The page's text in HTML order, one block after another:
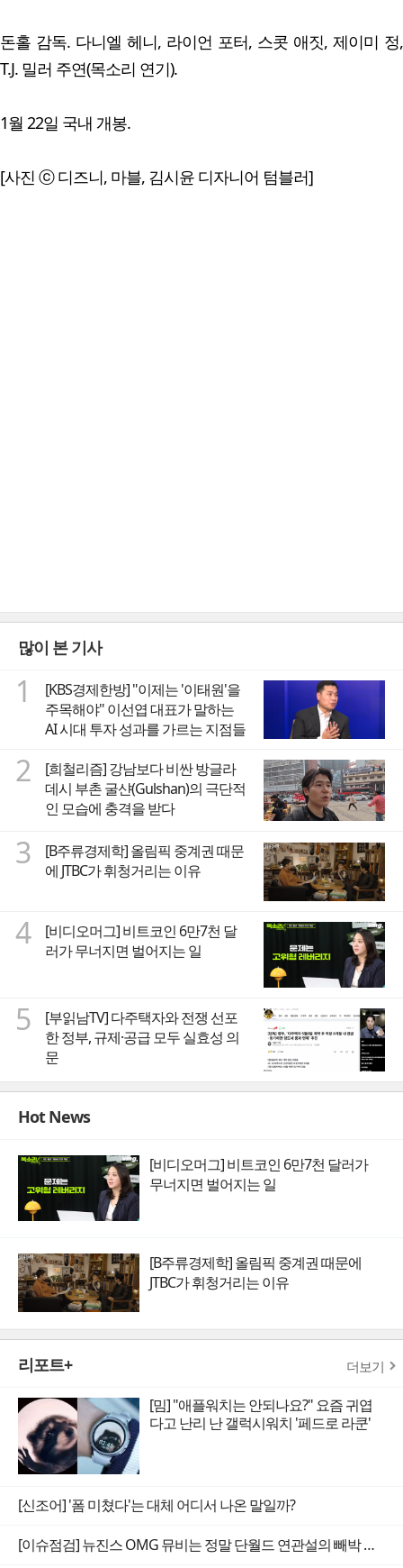
돈홀 감독. 다니엘 헤니, 라이언 포터, 스콧 애짓, 제이미 정,
T.J. 밀러 주연(목소리 연기).
1월 22일 국내 개봉.
[사진 ⓒ 디즈니, 마블, 김시윤 디자니어 텀블러]
많이 본 기사
1
[KBS경제한방] "이제는 '이태원'을
주목해야" 이선엽 대표가 말하는
AI 시대 투자 성과를 가르는 지점들
2
[희철리즘] 강남보다 비싼 방글라
데시 부촌 굴샨(Gulshan)의 극단적
인 모습에 충격을 받다
3
[B주류경제학] 올림픽 중계권 때문
에 JTBC가 휘청거리는 이유
4
[비디오머그] 비트코인 6만7천 달
러가 무너지면 벌어지는 일
5
[부읽남TV] 다주택자와 전쟁 선포
한 정부, 규제·공급 모두 실효성 의
문
Hot News
[비디오머그] 비트코인 6만7천 달러가
무너지면 벌어지는 일
[B주류경제학] 올림픽 중계권 때문에
JTBC가 휘청거리는 이유
리포트+ 더보기
[밈] "애플워치는 안되나요?" 요즘 귀엽
다고 난리 난 갤럭시워치 '페드로 라쿤'
[신조어] '폼 미쳤다'는 대체 어디서 나온 말일까?
[이슈점검] 뉴진스 OMG 뮤비는 정말 단월드 연관설의 빼박 증거일까